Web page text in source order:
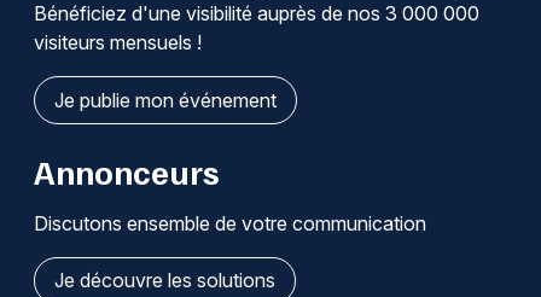
Bénéficiez d'une visibilité auprès de nos 3 000 000
visiteurs mensuels !
Je publie mon événement
Annonceurs
Discutons ensemble de votre communication
Je découvre les solutions